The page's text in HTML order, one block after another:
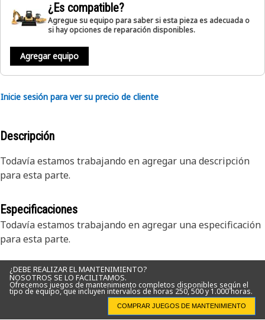
¿Es compatible?
Agregue su equipo para saber si esta pieza es adecuada o
si hay opciones de reparación disponibles.
Agregar equipo
Inicie sesión para ver su precio de cliente
Descripción
Todavía estamos trabajando en agregar una descripción
para esta parte.
Especificaciones
Todavía estamos trabajando en agregar una especificación
para esta parte.
¿DEBE REALIZAR EL MANTENIMIENTO?
NOSOTROS SE LO FACILITAMOS.
Ofrecemos juegos de mantenimiento completos disponibles según el
tipo de equipo, que incluyen intervalos de horas 250, 500 y 1.000 horas.
COMPRAR JUEGOS DE MANTENIMIENTO